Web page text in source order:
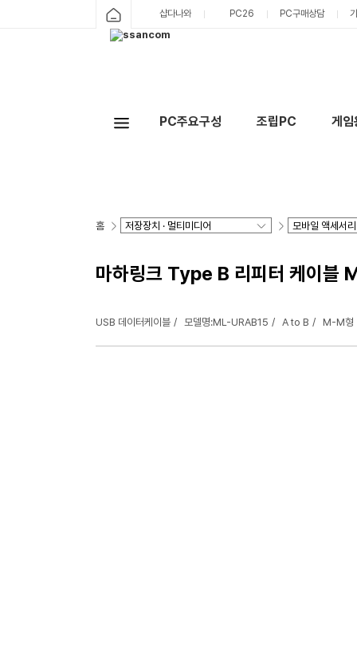
샵다나와 PC26 PC구매상담
PC주요구성 조립PC 게
홈
마하링크 Type B 리피터 케이블
USB 데이터케이블 모델명:ML-URAB15 A to B M-M형